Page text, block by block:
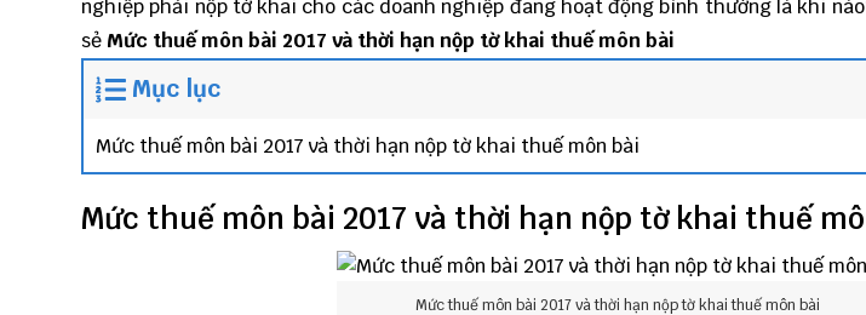
nghiệp phải nộp tờ khai cho các doanh nghiệp đang hoạt động bình thường là khi
sẻ Mức thuế môn bài 2017 và thời hạn nộp tờ khai thuế môn bài
Mục lục
Mức thuế môn bài 2017 và thời hạn nộp tờ khai thuế môn bài
Mức thuế môn bài 2017 và thời hạn nộp tờ khai thuế
Mức thuế môn bài 2017 và thời hạn nộp tờ khai thuế môn bài